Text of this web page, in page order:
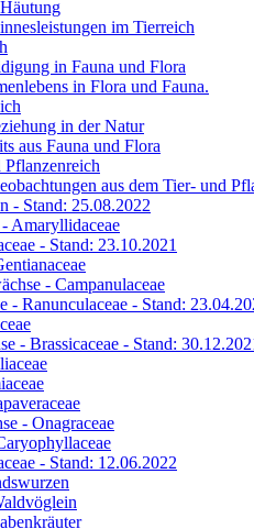
im Tierreich
in Fauna und Flora
in Flora und Fauna.
in der Natur
aus Fauna und Flora
aus dem Tier- und
- Stand: 25.08.2022
Amaryllidaceae
- Stand: 23.10.2021
- Campanulaceae
- Ranunculaceae - Stand:
- Brassicaceae - Stand:
- Onagraceae
- Stand: 12.06.2022